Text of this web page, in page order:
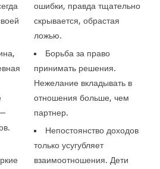
ошибки, правда тщательно
скрывается, обрастая
ложью.
Борьба за право
принимать решения.
Нежелание вкладывать в
отношения больше, чем
партнер.
Непостоянство доходов
только усугубляет
взаимоотношения. Дети